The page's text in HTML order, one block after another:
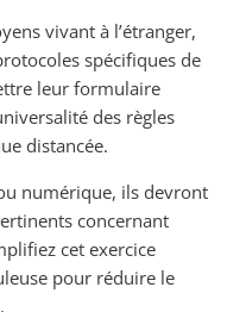
vivant à l’étranger,
spécifiques de
leur formulaire
des règles
distancée.
numérique, ils devront
concernant
cet exercice
pour réduire le